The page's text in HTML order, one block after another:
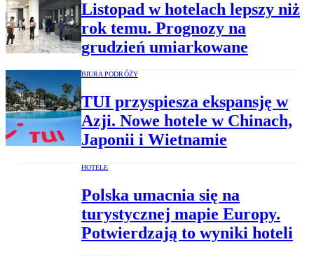
Listopad w hotelach lepszy niż
rok temu. Prognozy na
grudzień umiarkowane
BIURA PODRÓŻY
TUI przyspiesza ekspansję w
Azji. Nowe hotele w Chinach,
Japonii i Wietnamie
HOTELE
Polska umacnia się na
turystycznej mapie Europy.
Potwierdzają to wyniki hoteli